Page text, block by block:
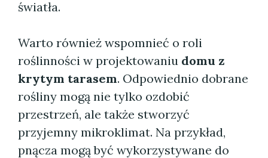
światła.
Warto również wspomnieć o roli
roślinności w projektowaniu domu z
krytym tarasem. Odpowiednio dobrane
rośliny mogą nie tylko ozdobić
przestrzeń, ale także stworzyć
przyjemny mikroklimat. Na przykład,
pnącza mogą być wykorzystywane do